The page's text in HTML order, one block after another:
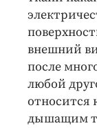
внешний
после
любой
относится
дышащим